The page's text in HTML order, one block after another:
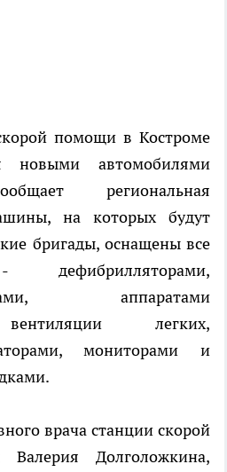
помощи в Костроме
новыми автомобилями
региональная
на которых будут
бригады, оснащены все
аппаратами
легких,
мониторами и
врача станции скорой
Долголожкина,